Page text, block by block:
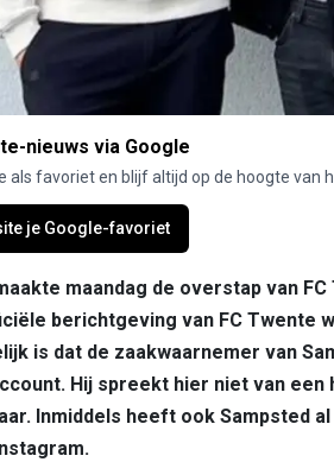
nieuws via Google
als favoriet en blijf altijd op de hoogte van
je Google-favoriet
maandag de overstap van
berichtgeving van FC Twente
is dat de zaakwaarnemer van
Hij spreekt hier niet van
Inmiddels heeft ook Sampsted